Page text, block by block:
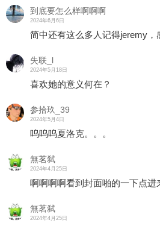
到底要怎么样啊啊啊
2024年6月6日
简中还有这么多人记得jeremy，
失联_l
2024年5月18日
喜欢她的意义何在？
参拾玖_39
2024年5月4日
呜呜呜夏洛克。。。
無茗弑
2024年4月25日
啊啊啊啊看到封面啪的一下点进
無茗弑
2024年4月25日